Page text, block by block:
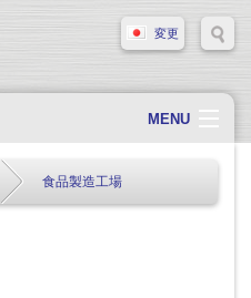
変更
MENU
食品製造工場